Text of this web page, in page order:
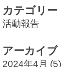
カテゴリー
活動報告
アーカイブ
2024年4月 (5)